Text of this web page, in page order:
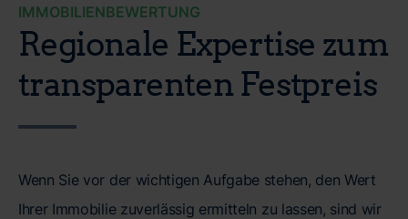
IMMOBILIENBEWERTUNG
Regionale Expertise zum
transparenten Festpreis
Wenn Sie vor der wichtigen Aufgabe stehen, den Wert
Ihrer Immobilie zuverlässig ermitteln zu lassen, sind wir